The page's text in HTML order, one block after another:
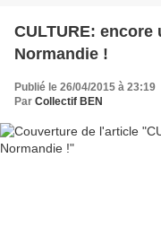
CULTURE:
Normandie !
Publié le 26/04/2015 à 23:19
Par Collectif BEN